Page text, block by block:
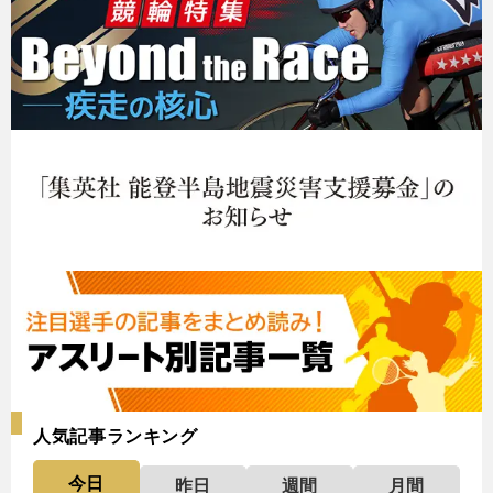
人気記事ランキング
今日 昨日 週間
月間